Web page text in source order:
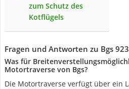
zum Schutz des
Kotflügels
Fragen und Antworten zu Bgs
Was für
Motortraverse von Bgs?
Die Motortraverse verfügt über ein